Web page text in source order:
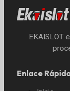
EKAISLOT
Enlace